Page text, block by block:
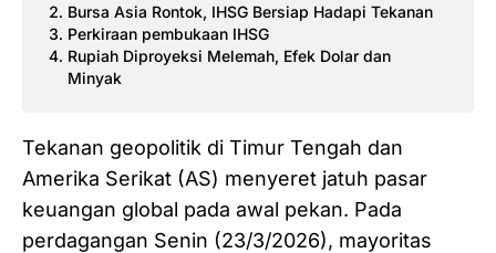
Bursa Asia Rontok, IHSG Bersiap Hadapi Tekanan
Perkiraan pembukaan IHSG
Rupiah Diproyeksi Melemah, Efek Dolar dan
Minyak
Tekanan geopolitik di Timur Tengah dan
Amerika Serikat (AS) menyeret jatuh pasar
keuangan global pada awal pekan. Pada
perdagangan Senin (23/3/2026), mayoritas